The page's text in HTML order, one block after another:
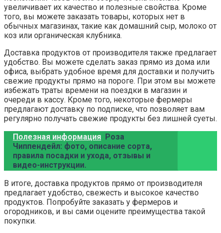
увеличивает их качество и полезные свойства. Кроме
того, вы можете заказать товары, которых нет в
обычных магазинах, такие как домашний сыр, молоко от
коз или органическая клубника.
Доставка продуктов от производителя также предлагает
удобство. Вы можете сделать заказ прямо из дома или
офиса, выбрать удобное время для доставки и получить
свежие продукты прямо на пороге. При этом вы можете
избежать траты времени на поездки в магазин и
очереди в кассу. Кроме того, некоторые фермеры
предлагают доставку по подписке, что позволяет вам
регулярно получать свежие продукты без лишней суеты.
Полезная информация Роза
Чиппендейл: фото, описание сорта,
правила посадки и ухода, отзывы и
видео-инструкции.
В итоге, доставка продуктов прямо от производителя
предлагает удобство, свежесть и высокое качество
продуктов. Попробуйте заказать у фермеров и
огородников, и вы сами оцените преимущества такой
покупки.